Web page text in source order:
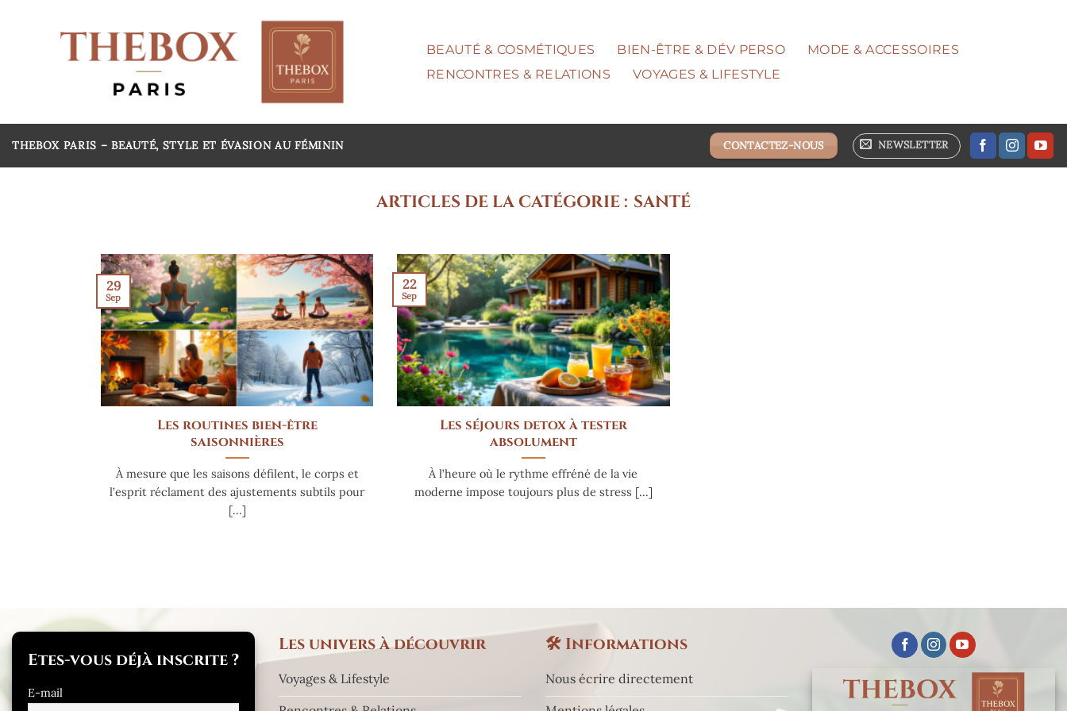
BEAUTÉ & COSMÉTIQUES BIEN-ÊTRE & DÉV PERSO
MODE & ACCESSOIRES
RENCONTRES & RELATIONS
VOYAGES & LIFESTYLE
THEBOX PARIS – BEAUTÉ, STYLE ET ÉVASION AU FÉMININ CONTACTEZ-NOUS NEWSLETTER
SANTÉ
Les routines bien-être
saisonnières
À mesure que les saisons défilent, le corps et
l’esprit réclament des ajustements subtils pour
[...]
29
Sep
Les séjours detox à tester
absolument
À l’heure où le rythme effréné de la vie
moderne impose toujours plus de stress [...]
22
Sep
Etes-vous déjà inscrite ?
E-mail
Les univers à découvrir
Voyages & Lifestyle
🛠️ Informations
Nous écrire directement